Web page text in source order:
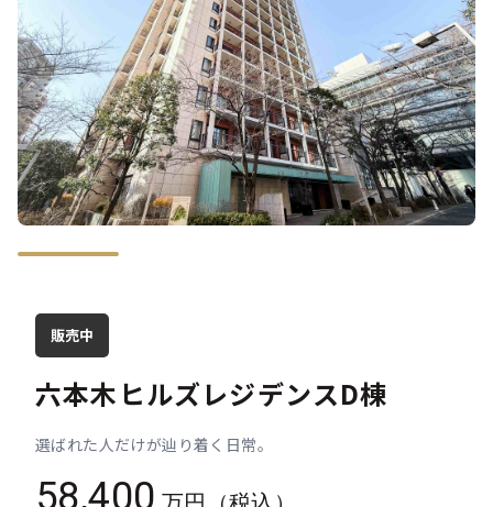
販売中
六本木ヒルズレジデンスD棟
選ばれた人だけが辿り着く日常。
58,400